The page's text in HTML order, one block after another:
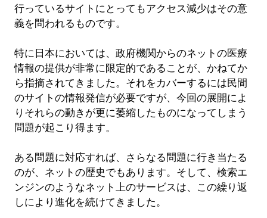
行っているサイトにとってもアクセス減少はその意
義を問われるものです。
特に日本においては、政府機関からのネットの医療
情報の提供が非常に限定的であることが、かねてか
ら指摘されてきました。それをカバーするには民間
のサイトの情報発信が必要ですが、今回の展開によ
りそれらの動きが更に萎縮したものになってしまう
問題が起こり得ます。
ある問題に対応すれば、さらなる問題に行き当たる
のが、ネットの歴史でもあります。そして、検索エ
ンジンのようなネット上のサービスは、この繰り返
しにより進化を続けてきました。